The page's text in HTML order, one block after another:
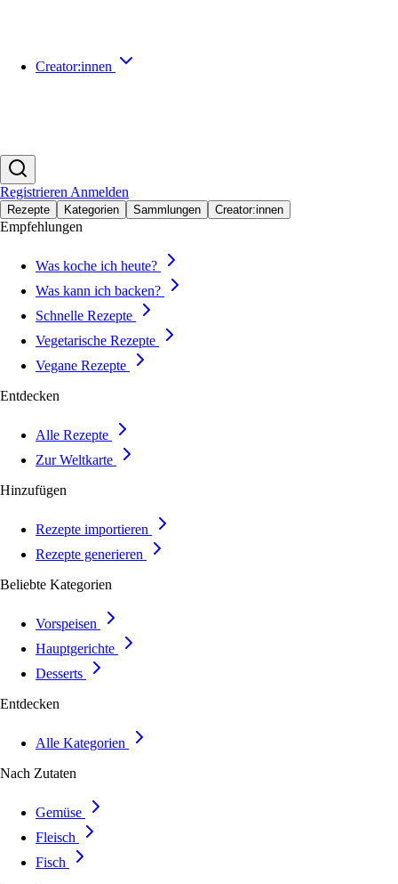
Creator:innen
Registrieren Anmelden
Rezepte Kategorien Sammlungen Creator:innen
Empfehlungen
Was koche ich heute?
Was kann ich backen?
Schnelle Rezepte
Vegetarische Rezepte
Vegane Rezepte
Entdecken
Alle Rezepte
Zur Weltkarte
Hinzufügen
Rezepte importieren
Rezepte generieren
Beliebte Kategorien
Vorspeisen
Hauptgerichte
Desserts
Entdecken
Alle Kategorien
Nach Zutaten
Gemüse
Fleisch
Fisch